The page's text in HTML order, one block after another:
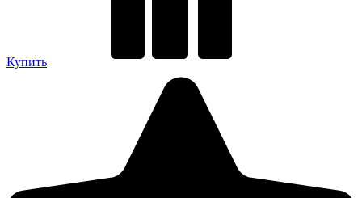
Купить